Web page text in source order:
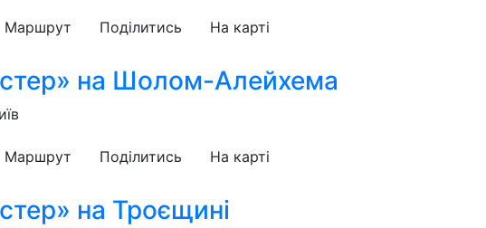
Маршрут Поділитись На карті
на Шолом-Алейхема
Маршрут Поділитись На карті
на Троєщині